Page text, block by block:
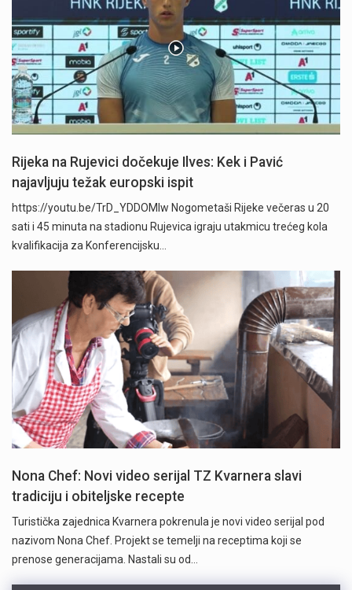
Rijeka na Rujevici dočekuje Ilves: Kek i Pavić
najavljuju težak europski ispit
https://youtu.be/TrD_YDDOMIw Nogometaši Rijeke večeras u 20
sati i 45 minuta na stadionu Rujevica igraju utakmicu trećeg kola
kvalifikacija za Konferencijsku…
Nona Chef: Novi video serijal TZ Kvarnera slavi
tradiciju i obiteljske recepte
Turistička zajednica Kvarnera pokrenula je novi video serijal pod
nazivom Nona Chef. Projekt se temelji na receptima koji se
prenose generacijama. Nastali su od…